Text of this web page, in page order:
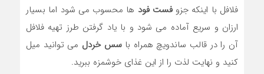
فلافل با اینکه جزوفست فود ها محسوب می شود اما بسیار
ارزان و سریع آماده می شود و با یاد گرفتن طرز تهیه فلافل
آن را در قالب ساندویچ همراه باسس خردل می توانید میل
کنید و نهایت لذت را از این غذای خوشمزه ببرید.